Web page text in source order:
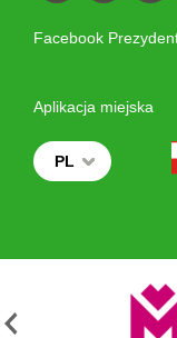
Facebook
Aplikacja miejska
PL